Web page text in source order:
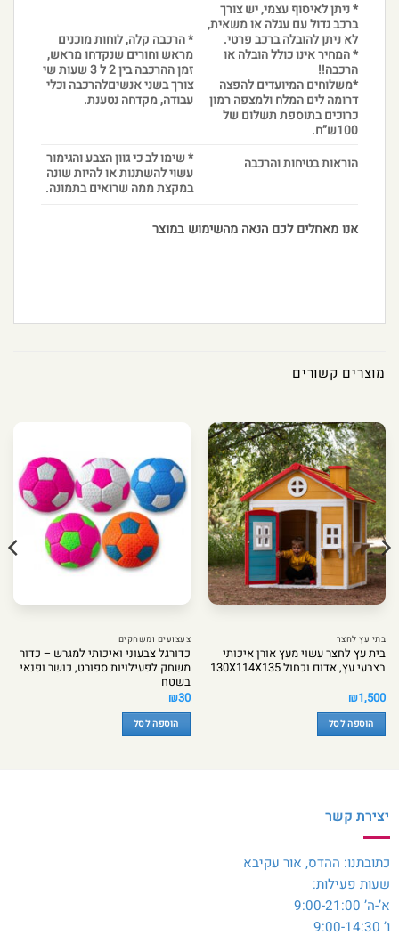
* ניתן לאיסוף עצמי, יש צורך
ברכב גדול עם עגלה או משאית,
לא ניתן להובלה ברכב פרטי.
* המחיר אינו כולל הובלה או
הרכבה!!
*משלוחים המיועדים להפצה
דרומה לים המלח ולמצפה רמון
כרוכים בתוספת תשלום של
100ש”ח.
* הרכבה קלה, לוחות מוכנים
מראש וחורים שנקדחו מראש,
זמן ההרכבה בין 2 ל 3 שעות שי
צורך בשני אנשיםלהרכבה וכלי
עבודה, מקדחה נטענת.
הוראות בטיחות והרכבה
* שימו לב כי גוון הצבע והגימור
עשוי להשתנות או להיות שונה
במקצת ממה שרואים בתמונה.
אנו מאחלים לכם הנאה מהשימוש במוצר
מוצרים קשורים
בתי עץ לחצר
בית עץ לחצר עשוי מעץ אורן איכותי
בצבעי עץ, אדום וכחול 130X114X135
₪1,500
הוספה לסל
צעצועים ומשחקים
כדורגל צבעוני ואיכותי למגרש – כדור
משחק לפעילויות ספורט, כושר ופנאי
בשטח
₪30
הוספה לסל
יצירת קשר
כתובתנו: ההדס, אור עקיבא
שעות פעילות:
א’-ה’ 9:00-21:00
ו’ 9:00-14:30